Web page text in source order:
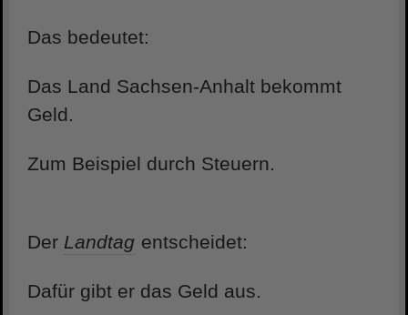
Das bedeutet:
Das Land Sachsen-Anhalt bekommt
Geld.
Zum Beispiel durch Steuern.
Der Landtag entscheidet:
Dafür gibt er das Geld aus.